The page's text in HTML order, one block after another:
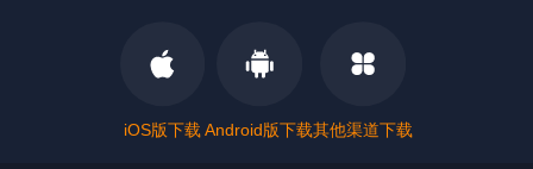
iOS版下载 Android版下载其他渠道下载